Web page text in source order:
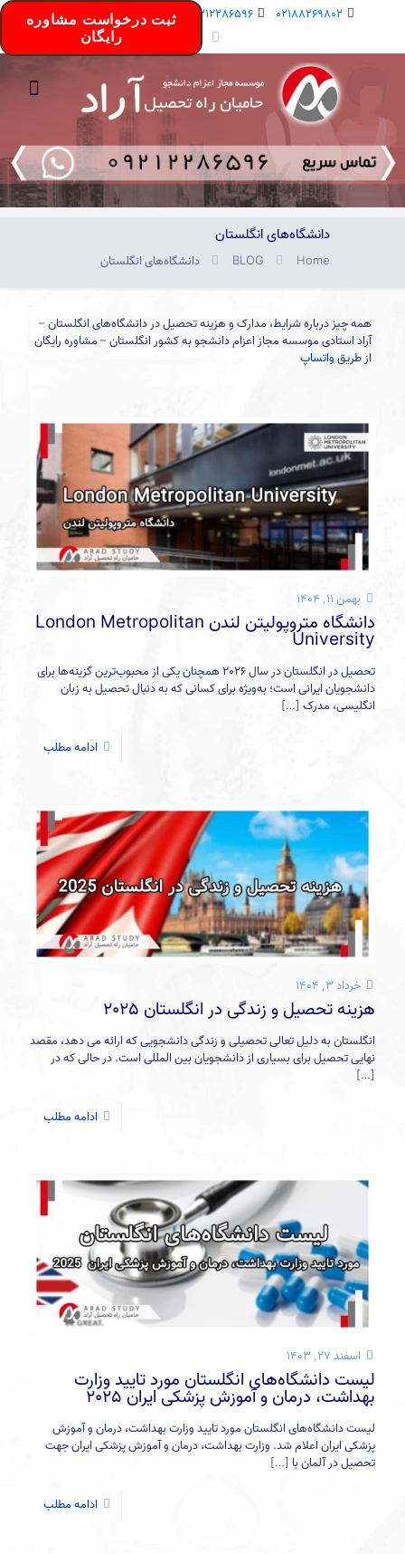
02188269802
09212286596
Info@aradstudy.com
دانشگاه‌های انگلستان
Home
BLOG دانشگاه‌های انگلستان
همه چیز درباره شرایط، مدارک و هزینه تحصیل در دانشگاه‌های انگلستان –
آراد استادی موسسه مجاز اعزام دانشجو به کشور انگلستان – مشاوره رایگان
از طریقواتساپ
بهمن ۱۱, ۱۴۰۴
دانشگاه متروپولیتن لندن London Metropolitan
University
تحصیل در انگلستان در سال 2026 همچنان یکی از محبوب‌ترین گزینه‌ها برای
دانشجویان ایرانی است؛ به‌ویژه برای کسانی که به دنبال تحصیل به زبان
انگلیسی، مدرک […]
ادامه مطلب
خرداد ۳, ۱۴۰۴
هزینه تحصیل و زندگی در انگلستان 2025
انگلستان به دلیل تعالی تحصیلی و زندگی دانشجویی که ارائه می دهد، مقصد
نهایی تحصیل برای بسیاری از دانشجویان بین المللی است. در حالی که در
[…]
ادامه مطلب
اسفند ۲۷, ۱۴۰۳
لیست دانشگاه‌های انگلستان مورد تایید وزارت
بهداشت، درمان و آموزش پزشکی ایران 2025
لیست دانشگاه‌های انگلستان مورد تایید وزارت بهداشت، درمان و آموزش
پزشکی ایران اعلام شد. وزارت بهداشت، درمان و آموزش پزشکی ایران جهت
تحصیل در آلمان با […]
ادامه مطلب
ثبت درخواست مشاوره
رایگان